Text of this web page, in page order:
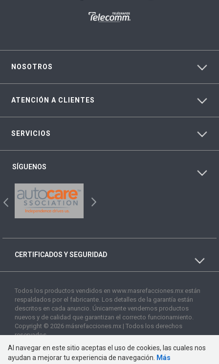
NOSOTROS
ATENCIÓN A CLIENTES
SERVICIOS
SÍGUENOS
CERTIFICADOS Y SEGURIDAD
Todos los productos vendidos en www.masrefacciones.mx están
respaldados por el fabricante. Los detalles de la garantía están
descritos en cada anuncio. Únicamente vendemos productos
nuevos y de calidad que garantizan el correcto funcionamiento.
Copyright © 2026 másrefacciones.mx | Todos los derechos
reservados
Al navegar en este sitio aceptas el uso de cookies, las cuales nos
ayudan a mejorar tu experiencia de navegación.
Más